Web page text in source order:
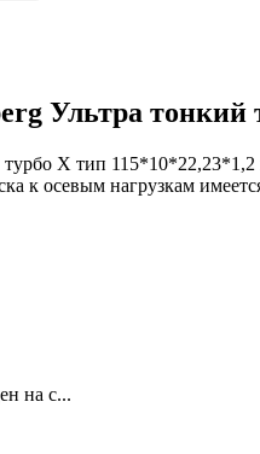
Ультра тонкий
X тип
к осевым нагрузкам
на с...